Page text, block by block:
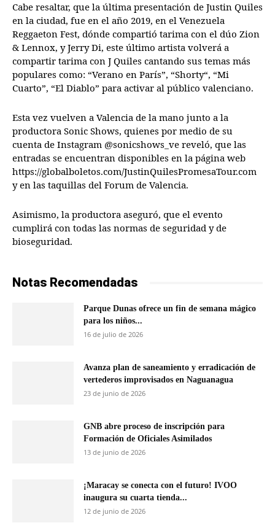
Cabe resaltar, que la última presentación de Justin Quiles
en la ciudad, fue en el año 2019, en el Venezuela
Reggaeton Fest, dónde compartió tarima con el dúo Zion
& Lennox, y Jerry Di, este último artista volverá a
compartir tarima con J Quiles cantando sus temas más
populares como: “Verano en París”, “Shorty“, “Mi
Cuarto”, “El Diablo” para activar al público valenciano.
Esta vez vuelven a Valencia de la mano junto a la
productora Sonic Shows, quienes por medio de su
cuenta de Instagram @sonicshows_ve reveló, que las
entradas se encuentran disponibles en la página web
https://globalboletos.com/JustinQuilesPromesaTour.com
y en las taquillas del Forum de Valencia.
Asimismo, la productora aseguró, que el evento
cumplirá con todas las normas de seguridad y de
bioseguridad.
Notas Recomendadas
Parque Dunas ofrece un fin de semana mágico
para los niños...
16 de julio de 2026
Avanza plan de saneamiento y erradicación de
vertederos improvisados en Naguanagua
23 de junio de 2026
GNB abre proceso de inscripción para
Formación de Oficiales Asimilados
13 de junio de 2026
¡Maracay se conecta con el futuro! IVOO
inaugura su cuarta tienda...
12 de junio de 2026